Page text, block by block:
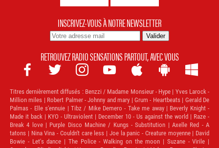
INSCRIVEZ-VOUS À NOTRE NEWSLETTER
RETROUVEZ RADIO SENSATIONS PARTOUT, AVEC VOUS
      
Titres dernièrement diffusés :Benzzi / Madame Monsieur - Hype | Yves Larock -
Million miles | Robert Palmer - Johnny and mary | Grum - Heartbeats | Gerald De
Palmas - Elle s'ennuie | Tibz / Mike Demero - Take me away | Beverly Knight -
Made it back | KYO - Ultraviolent | December 10 - Us against the world | Raze -
Break 4 love | Purple Disco Machine / Kungs - Substitution | Axelle Red - A
tatons | Nina Vina - Couldn't care less | Joe la panic - Creature moyenne | David
Bowie - Let's dance | The Police - Walking on the moon | Suzane - Virile |